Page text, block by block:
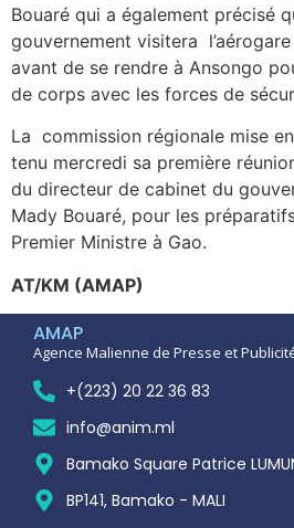
Bouaré qui a également précisé
gouvernement visitera
avant de se rendre à Ansongo
de corps avec les forces de
La commission régionale mise
tenu mercredi sa première
du directeur de cabinet du
Mady Bouaré, pour les
Premier Ministre à Gao.
AT/KM (AMAP)
AMAP
Agence Malienne de Presse et
+(223) 20 22 36 83
info@anim.ml
Bamako Square Patrice
BP141, Bamako - MALI